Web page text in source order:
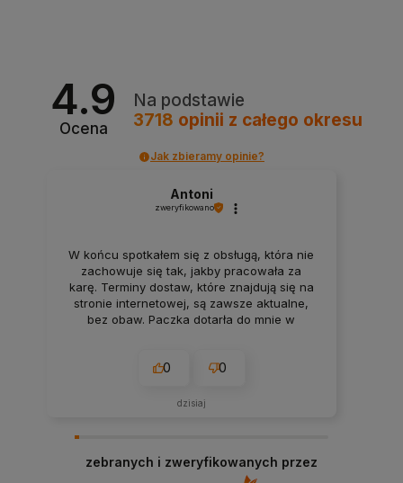
4.9
Ocena
Na podstawie
3718 opinii z całego okresu
Jak zbieramy opinie?
Antoni
zweryfikowano
W końcu spotkałem się z obsługą, która nie
zachowuje się tak, jakby pracowała za
karę. Terminy dostaw, które znajdują się na
stronie internetowej, są zawsze aktualne,
bez obaw. Paczka dotarła do mnie w
obsługa. Warto.
0 0
dzisiaj
zebranych i zweryfikowanych przez